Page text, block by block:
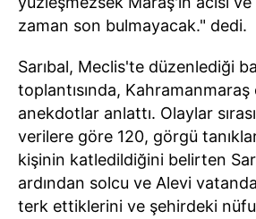
zaman son bulmayacak." dedi.
Sarıbal, Meclis'te düzenlediği
toplantısında, Kahramanmaraş
anekdotlar anlattı. Olaylar
verilere göre 120, görgü
kişinin katledildiğini belirten
ardından solcu ve Alevi
terk ettiklerini ve şehirdeki nüfus